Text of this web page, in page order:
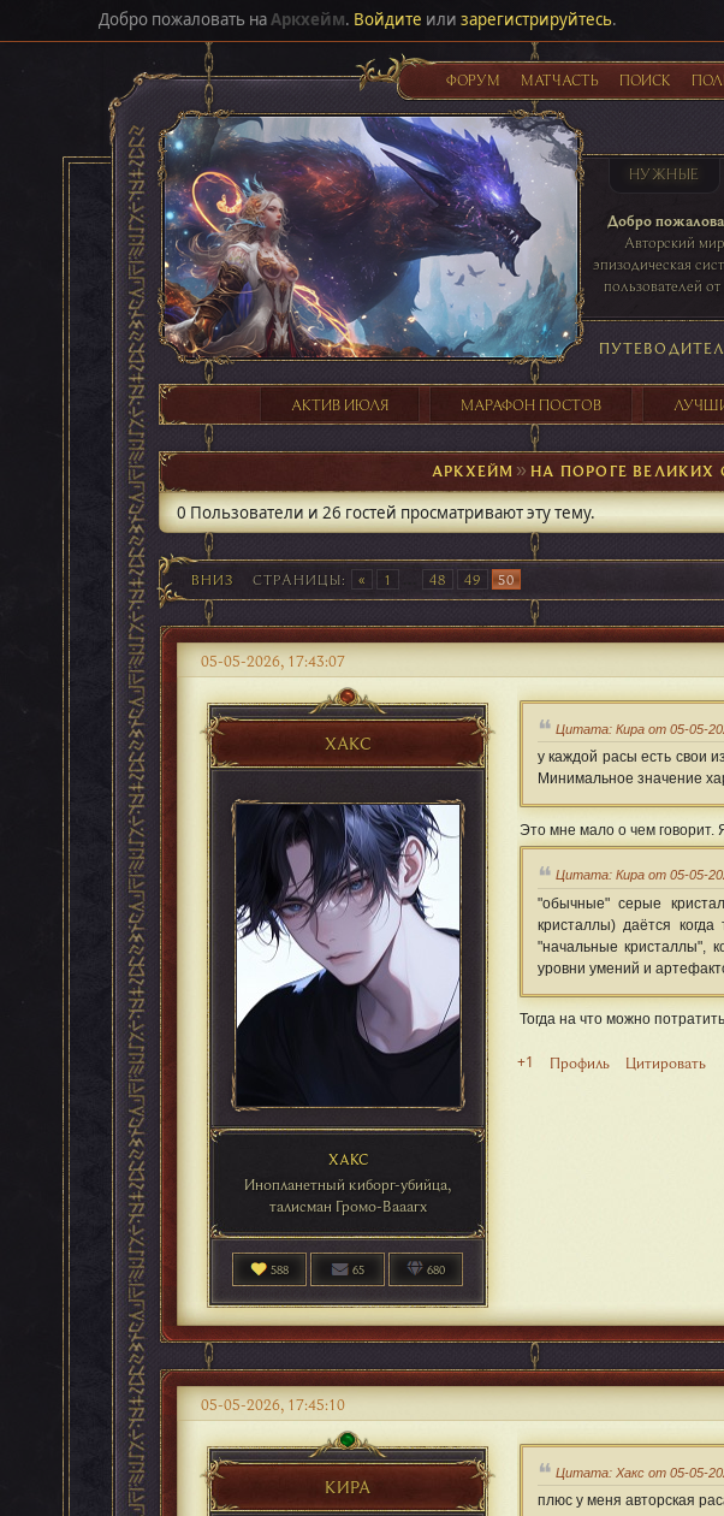
Добро пожаловать наАркхейм. Войдите или зарегистрируйтесь.
ФОРУМ МАТЧАСТЬ ПОИСК
НУЖНЫЕ
Добро
Авторский
эпизодическая
пользователей
41 ПОСТОВ
АКТИВ ИЮЛЯ МАРАФОН ПОСТОВ
АРКХЕЙМ ►НА ПОРОГЕ ВЕЛИКИХ
0 Пользователи и 26 гостей просматривают эту тему.
ВНИЗ СТРАНИЦЫ 1 48 49 50
ХАКС
Инопланетный киборг-убийца,
талисман Громо-Вааагх
ХАКС
588 65 680
05-05-2026, 17:43:07
Цитата: Кира от 05-05-
у каждой расы есть свои
Минимальное значение
Это мне мало о чем говорит.
Цитата: Кира от 05-05-
"обычные" серые
кристаллы) даётся
"начальные кристаллы",
уровни умений и
Тогда на что можно
+1 Профиль Цитировать
КИРА
05-05-2026, 17:45:10
Цитата: Хакс от 05-05-
плюс у меня авторская